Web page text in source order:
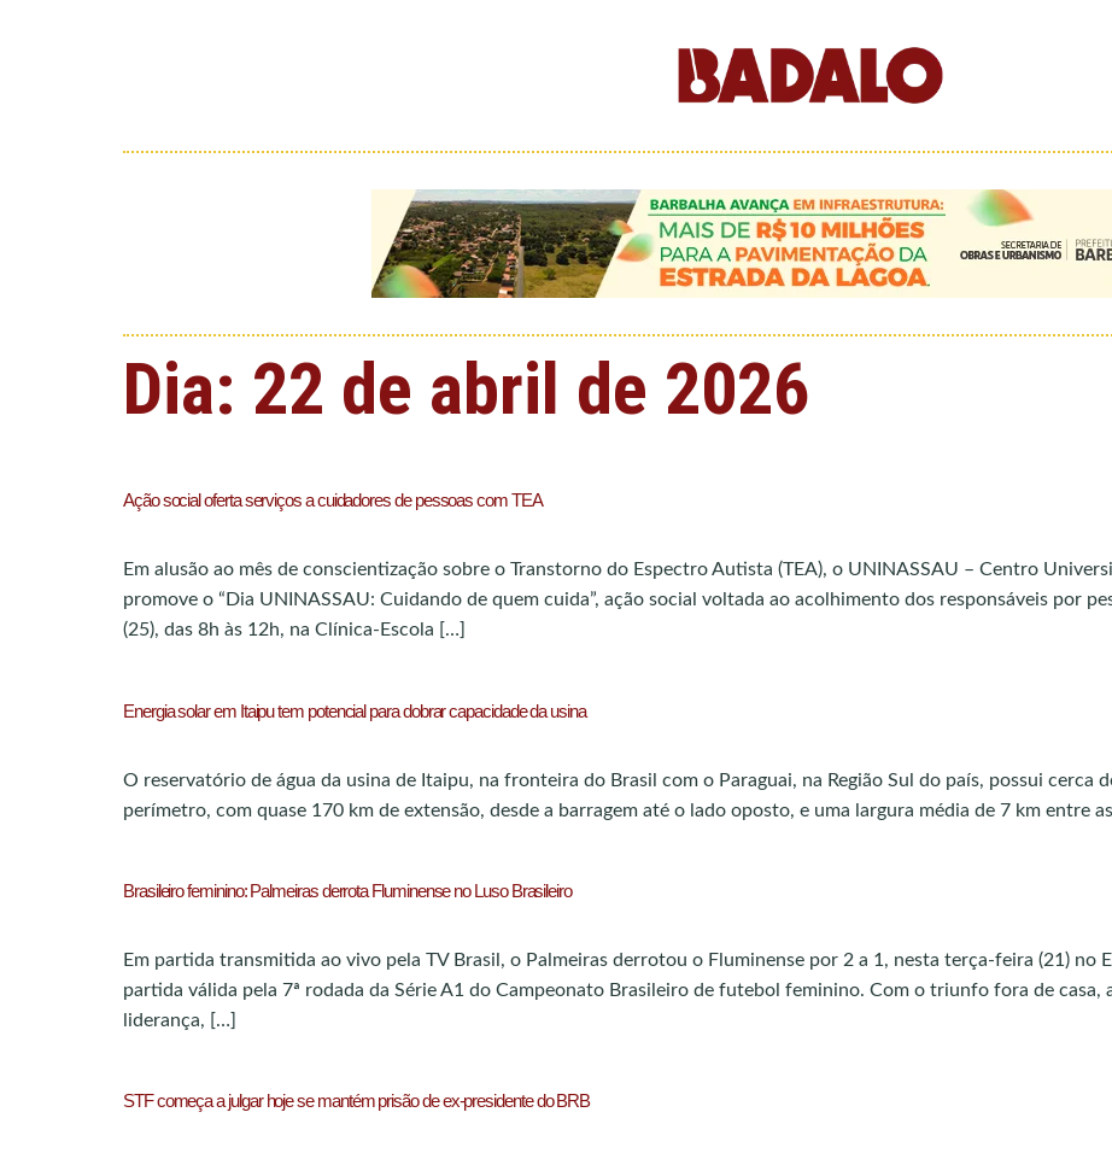
Dia: 22 de abril de 2026
Ação social oferta serviços a cuidadores de pessoas com TEA
Em alusão ao mês de conscientização sobre o Transtorno do Espectro Autista (TEA), o UNINASSAU – Centro
promove o “Dia UNINASSAU: Cuidando de quem cuida”, ação social voltada ao acolhimento dos responsáveis por
(25), das 8h às 12h, na Clínica-Escola […]
Energia solar em Itaipu tem potencial para dobrar capacidade da usina
O reservatório de água da usina de Itaipu, na fronteira do Brasil com o Paraguai, na Região Sul do país, possui cerca
perímetro, com quase 170 km de extensão, desde a barragem até o lado oposto, e uma largura média de 7 km entre
Brasileiro feminino: Palmeiras derrota Fluminense no Luso Brasileiro
Em partida transmitida ao vivo pela TV Brasil, o Palmeiras derrotou o Fluminense por 2 a 1, nesta terça-feira (21) no
partida válida pela 7ª rodada da Série A1 do Campeonato Brasileiro de futebol feminino. Com o triunfo fora de casa,
liderança, […]
STF começa a julgar hoje se mantém prisão de ex-presidente do BRB